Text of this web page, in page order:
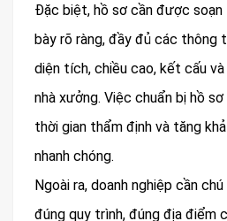
Đặc biệt, hồ sơ cần được soạn
bày rõ ràng, đầy đủ các thông
diện tích, chiều cao, kết cấu
nhà xưởng. Việc chuẩn bị hồ
thời gian thẩm định và tăng
nhanh chóng.
Ngoài ra, doanh nghiệp cần
đúng quy trình, đúng địa điểm